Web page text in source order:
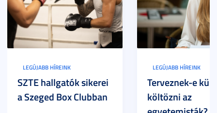
LEGÚJABB HÍREINK
SZTE hallgatók sikerei
a Szeged Box Clubban
LEGÚJABB HÍREINK
Terveznek-e
költözni az